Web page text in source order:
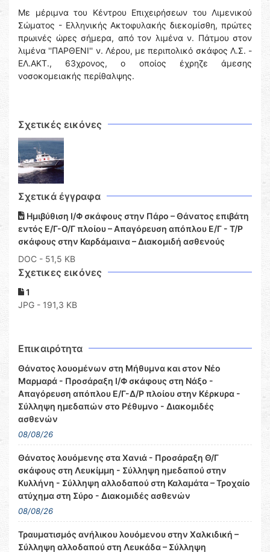
Με μέριμνα του Κέντρου Επιχειρήσεων του Λιμενικού
Σώματος - Ελληνικής Ακτοφυλακής διεκομίσθη, πρώτες
πρωινές ώρες σήμερα, από τον λιμένα ν. Πάτμου στον
λιμένα ''ΠΑΡΘΕΝΙ'' ν. Λέρου, με περιπολικό σκάφος Λ.Σ. -
ΕΛ.ΑΚΤ., 63χρονος, ο οποίος έχρηζε άμεσης
νοσοκομειακής περίθαλψης.
Σχετικές εικόνες
Σχετικά έγγραφα
Ημιβύθιση Ι/Φ σκάφους στην Πάρο – Θάνατος επιβάτη
εντός Ε/Γ-Ο/Γ πλοίου – Απαγόρευση απόπλου Ε/Γ - Τ/Ρ
σκάφους στην Καρδάμαινα – Διακομιδή ασθενούς
DOC - 51,5 KB
Σχετικες εικόνες
1
JPG - 191,3 KB
Επικαιρότητα
Θάνατος λουομένων στη Μήθυμνα και στον Νέο
Μαρμαρά - Προσάραξη Ι/Φ σκάφους στη Νάξο -
Απαγόρευση απόπλου Ε/Γ-Δ/Ρ πλοίου στην Κέρκυρα -
Σύλληψη ημεδαπών στο Ρέθυμνο - Διακομιδές
ασθενών
08/08/26
Θάνατος λουόμενης στα Χανιά - Προσάραξη Θ/Γ
σκάφους στη Λευκίμμη - Σύλληψη ημεδαπού στην
Κυλλήνη - Σύλληψη αλλοδαπού στη Καλαμάτα – Τροχαίο
ατύχημα στη Σύρο - Διακομιδές ασθενών
08/08/26
Τραυματισμός ανήλικου λουόμενου στην Χαλκιδική –
Σύλληψη αλλοδαπού στη Λευκάδα – Σύλληψη